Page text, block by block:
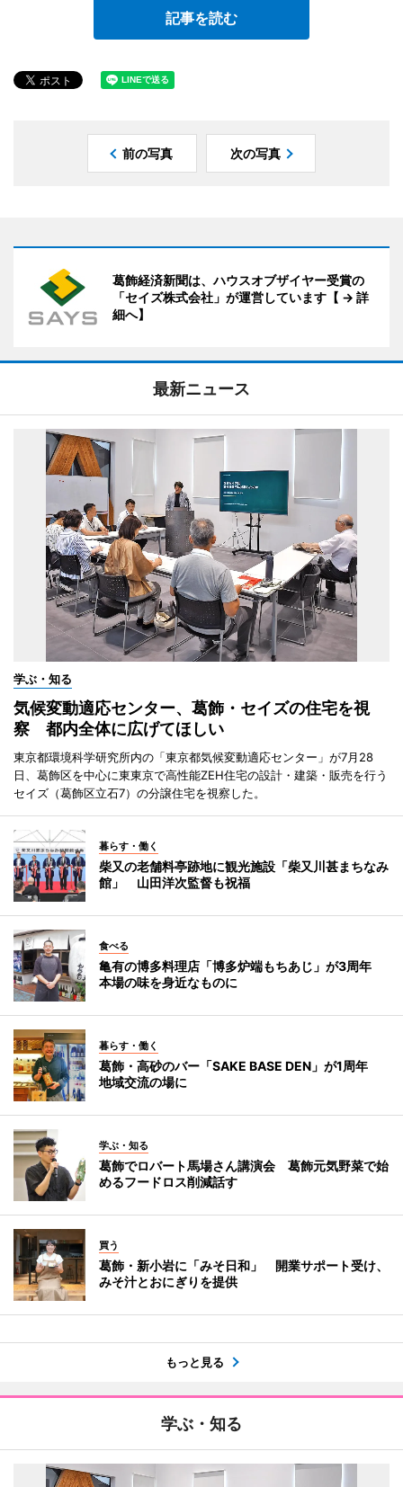
記事を読む
前の写真 次の写真
葛飾経済新聞は、ハウスオブザイヤー受賞の
「セイズ株式会社」が運営しています【 → 詳
細へ】
最新ニュース
学ぶ・知る
気候変動適応センター、葛飾・セイズの住宅を視
察 都内全体に広げてほしい
東京都環境科学研究所内の「東京都気候変動適応センター」が7月28
日、葛飾区を中心に東東京で高性能ZEH住宅の設計・建築・販売を行う
セイズ（葛飾区立石7）の分譲住宅を視察した。
暮らす・働く
柴又の老舗料亭跡地に観光施設「柴又川甚まちなみ
館」 山田洋次監督も祝福
食べる
亀有の博多料理店「博多炉端もちあじ」が3周年
本場の味を身近なものに
暮らす・働く
葛飾・高砂のバー「SAKE BASE DEN」が1周年
地域交流の場に
学ぶ・知る
葛飾でロバート馬場さん講演会 葛飾元気野菜で始
めるフードロス削減話す
買う
葛飾・新小岩に「みそ日和」 開業サポート受け、
みそ汁とおにぎりを提供
もっと見る
学ぶ・知る